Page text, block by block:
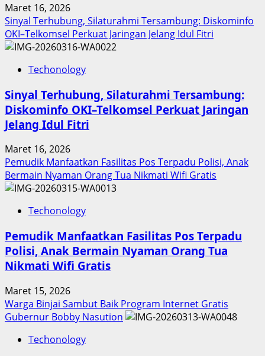
Penghargaan
Nasional
Maret 16, 2026
Sinyal Terhubung, Silaturahmi Tersambung: Diskominfo
OKI–Telkomsel Perkuat Jaringan Jelang Idul Fitri
Techonology
Sinyal Terhubung, Silaturahmi Tersambung:
Diskominfo OKI–Telkomsel Perkuat Jaringan
Jelang Idul Fitri
Maret 16, 2026
Pemudik Manfaatkan Fasilitas Pos Terpadu Polisi, Anak
Bermain Nyaman Orang Tua Nikmati Wifi Gratis
Techonology
Pemudik Manfaatkan Fasilitas Pos Terpadu
Polisi, Anak Bermain Nyaman Orang Tua
Nikmati Wifi Gratis
Maret 15, 2026
Warga Binjai Sambut Baik Program Internet Gratis
Gubernur Bobby Nasution
Techonology